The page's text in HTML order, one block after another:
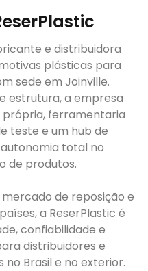
e distribuidora
plásticas para
sede em Joinville.
estrutura, a empresa
ferramentaria
teste e um hub de
total no
de produtos.
mercado de reposição e
a ReserPlastic é
confiabilidade e
distribuidores e
Brasil e no exterior.